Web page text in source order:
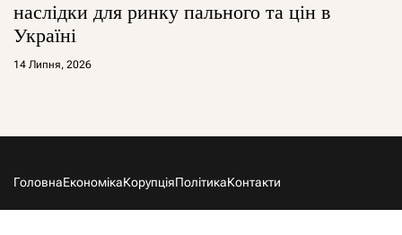
наслідки для ринку пального та цін в
Україні
14 Липня, 2026
ГоловнаЕкономікаКорупціяПолітикаКонтакти